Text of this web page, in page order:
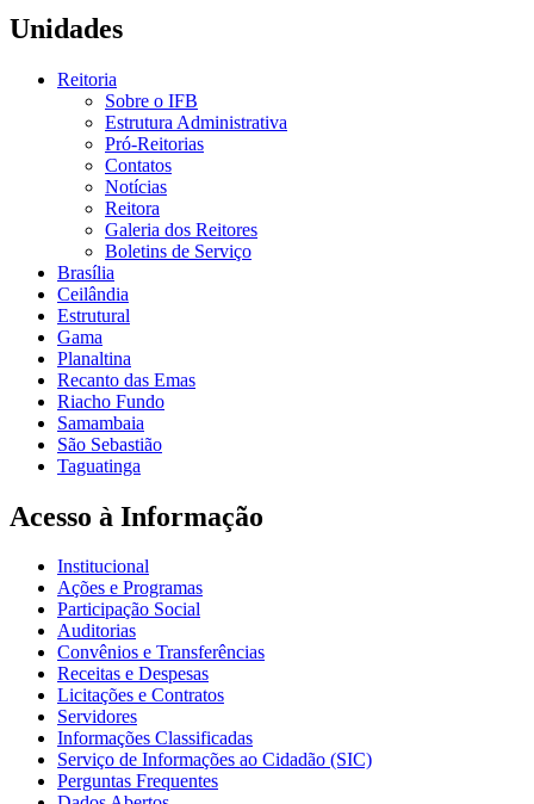
Unidades
Reitoria
Sobre o IFB
Estrutura Administrativa
Pró-Reitorias
Contatos
Notícias
Reitora
Galeria dos Reitores
Boletins de Serviço
Brasília
Ceilândia
Estrutural
Gama
Planaltina
Recanto das Emas
Riacho Fundo
Samambaia
São Sebastião
Taguatinga
Acesso à Informação
Institucional
Ações e Programas
Participação Social
Auditorias
Convênios e Transferências
Receitas e Despesas
Licitações e Contratos
Servidores
Informações Classificadas
Serviço de Informações ao Cidadão (SIC)
Perguntas Frequentes